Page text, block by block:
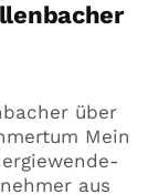
über
Mein
aus